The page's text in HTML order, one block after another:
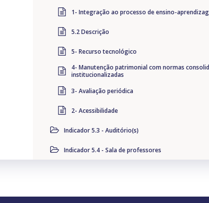
1- Integração ao processo de ensino-
5.2 Descrição
5- Recurso tecnológico
4- Manutenção patrimonial com normas
institucionalizadas
3- Avaliação periódica
2- Acessibilidade
Indicador 5.3 - Auditório(s)
Indicador 5.4 - Sala de professores